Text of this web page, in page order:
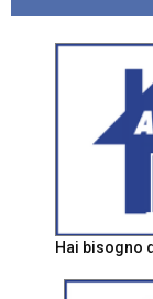
Hai bisogno